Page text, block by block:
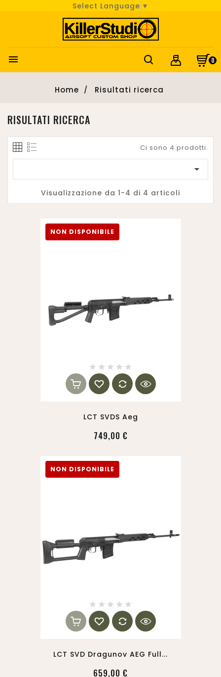
Select Language ▼
 0
Home Risultati ricerca
RISULTATI RICERCA
Ci sono 4 prodotti.

Visualizzazione da 1-4 di 4 articoli
NON DISPONIBILE
LCT SVDS Aeg
749,00 €
NON DISPONIBILE
LCT SVD Dragunov AEG Full...
659,00 €